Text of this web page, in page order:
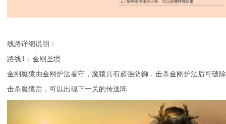
线路详细说明：
路线1：金刚圣境
金刚魔猿由金刚护法看守，魔猿具有超强防御，击杀金刚护法后可破
击杀魔猿后，可以出现下一关的传送阵